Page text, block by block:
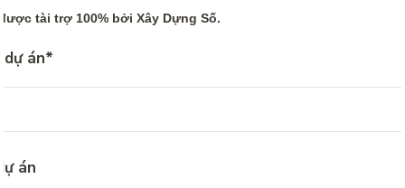
tài trợ 100% bởi Xây Dựng Số.
án*
án